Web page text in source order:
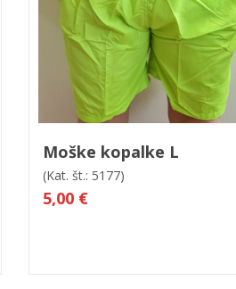
V košarico Hitri ogled
Moške kopalke L
(Kat. št.: 5177)
5,00 €